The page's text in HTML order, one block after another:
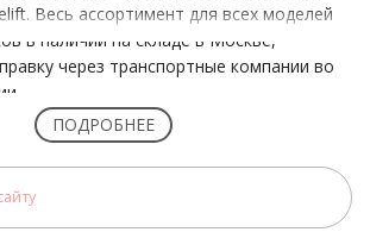
Весь ассортимент для всех моделей
в наличии на складе в Москве,
через транспортные компании во
по наличию запчастей и их цене
ПОДРОБНЕЕ